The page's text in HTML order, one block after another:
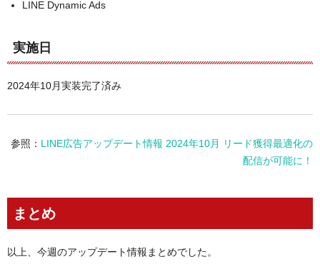
LINE Dynamic Ads
実施日
2024年10月実装完了済み
参照： LINE広告アップデート情報 2024年10月 リード獲得最適化の
配信が可能に！
まとめ
以上、今週のアップデート情報まとめでした。